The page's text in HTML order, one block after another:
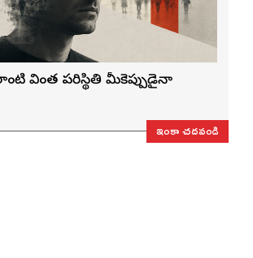
వింత పరిస్థితి మీకెప్పుడైనా
ఇంకా చదవండి